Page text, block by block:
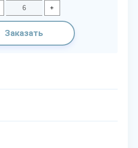
+
Заказать